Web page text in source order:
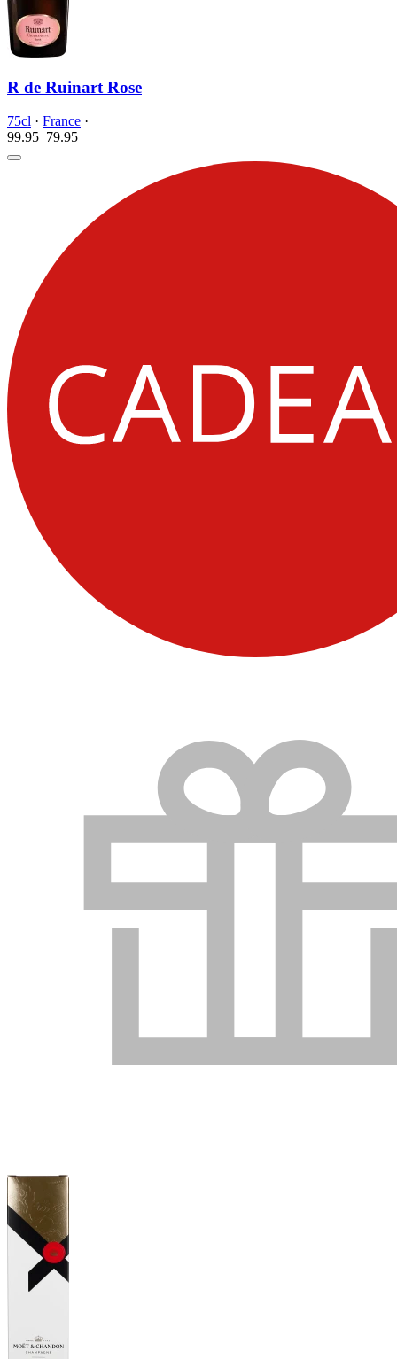
R de Ruinart Rose
75cl · France ·
99.95 79.95